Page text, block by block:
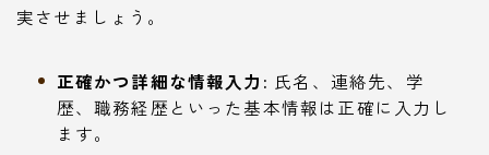
実させましょう。
正確かつ詳細な情報入力: 氏名、連絡先、学
歴、職務経歴といった基本情報は正確に入力し
ます。